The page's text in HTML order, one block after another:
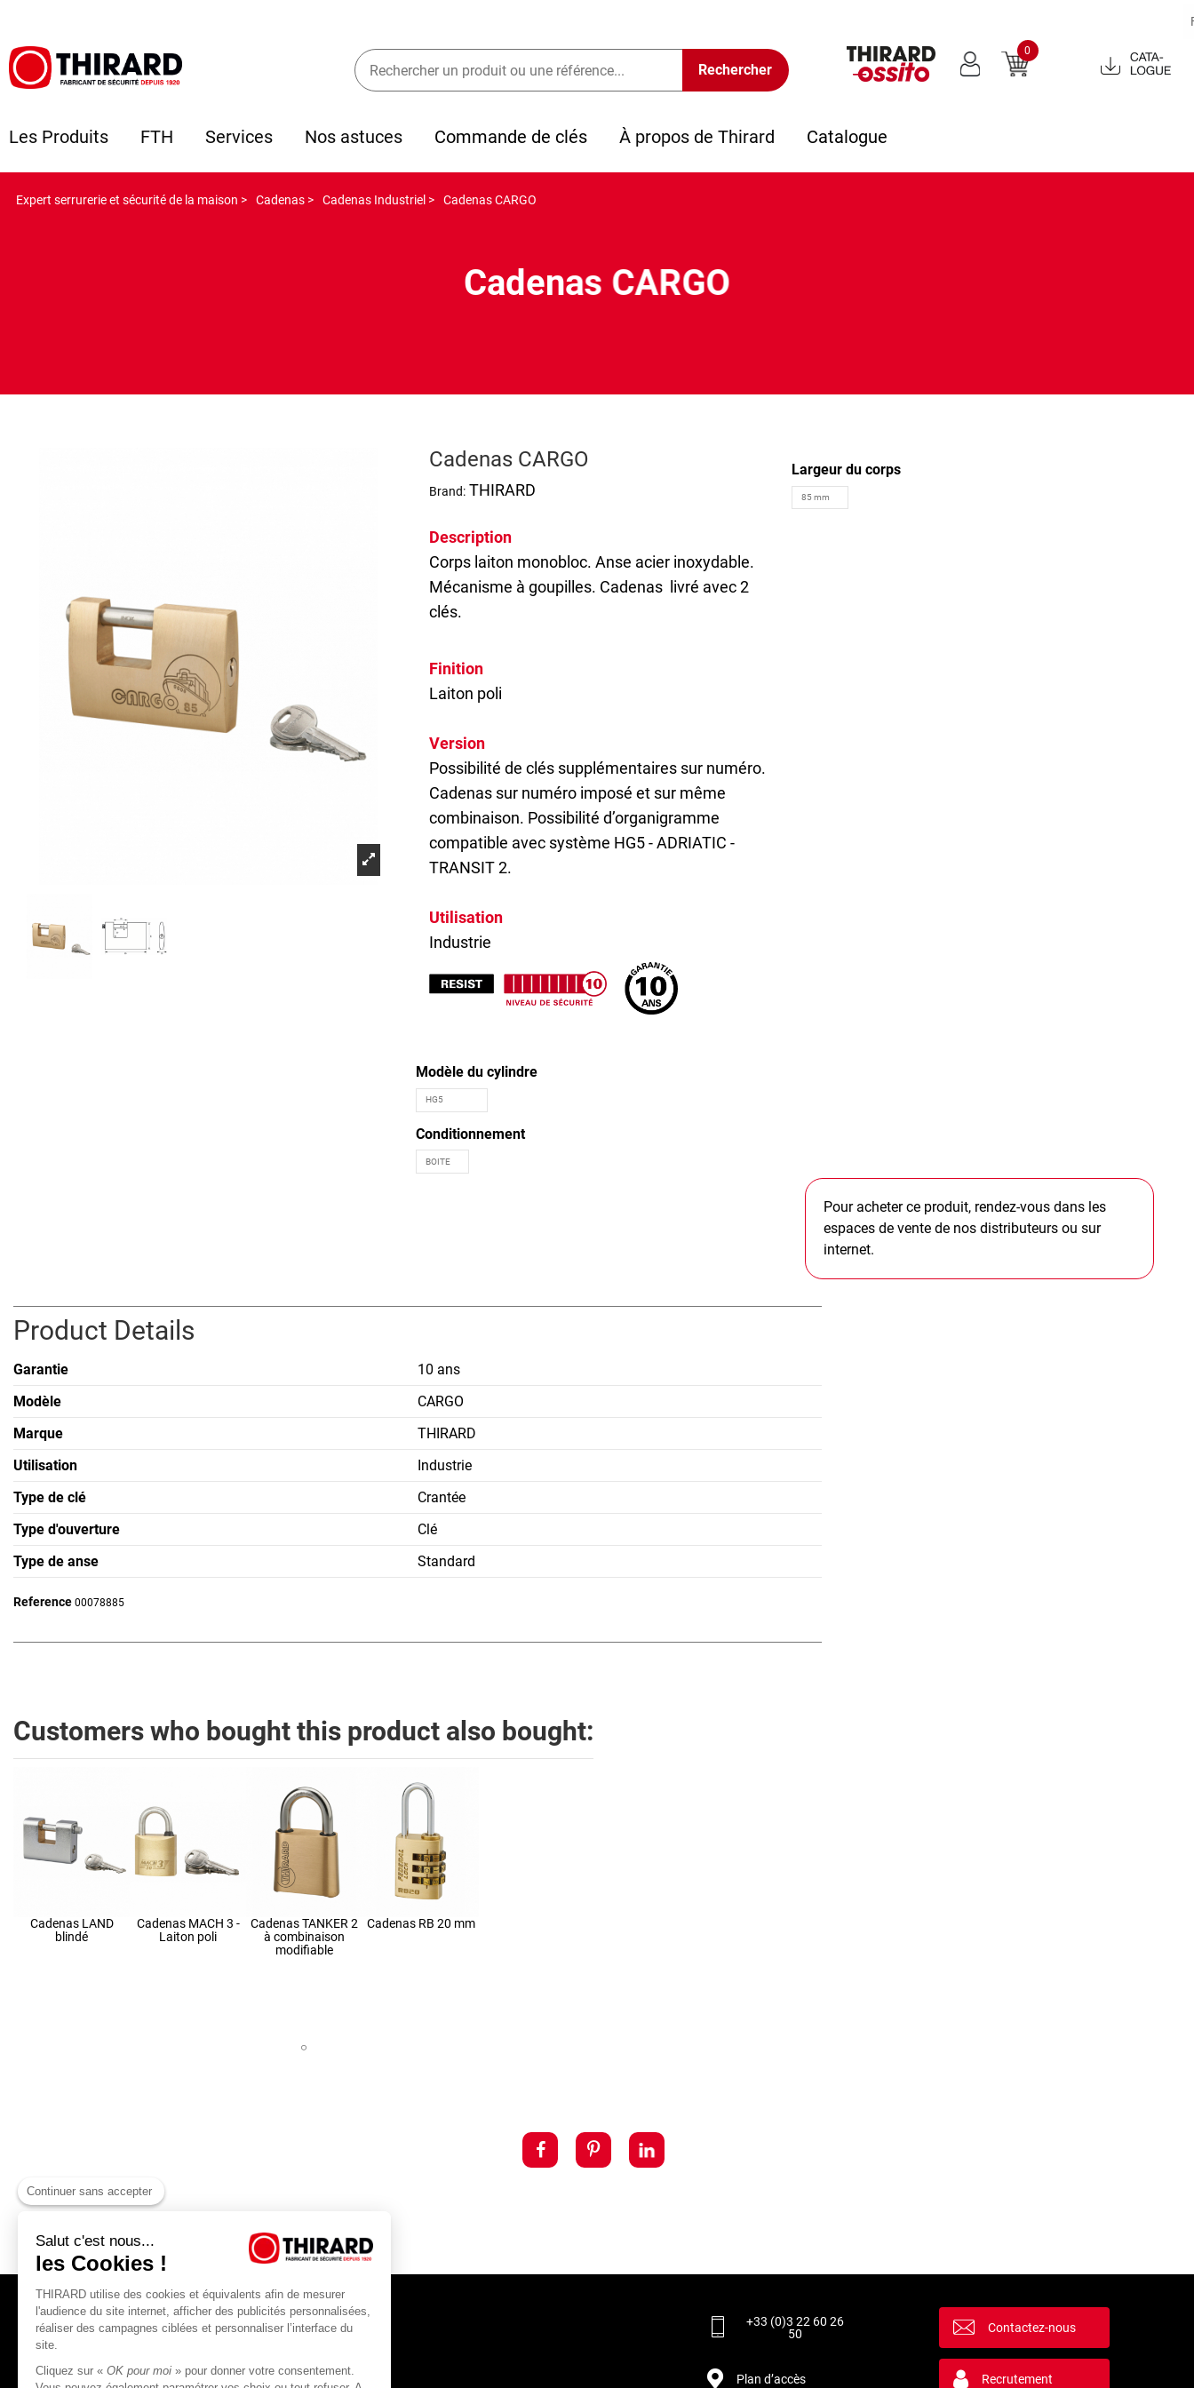
0
Catalogue
2022
Les Produits FTH Services Nos astuces Commande de clés À propos de Thirard Catalogue
Expert serrurerie et sécurité de la maison > Cadenas > Cadenas Industriel > Cadenas CARGO
Cadenas CARGO
Cadenas CARGO
Brand: THIRARD
Description
Corps laiton monobloc. Anse acier inoxydable.
Mécanisme à goupilles. Cadenaslivré avec 2
clés.
Finition
Laiton poli
Version
Possibilité de clés supplémentaires sur numéro.
Cadenas sur numéro imposé et sur même
combinaison. Possibilité d’organigramme
compatible avec système HG5 - ADRIATIC -
TRANSIT 2.
Utilisation
Industrie
Largeur du corps
Modèle du cylindre
Conditionnement
Pour acheter ce produit, rendez-vous dans les
espaces de vente de nos distributeurs ou sur
internet.
Product Details
Garantie
10 ans
Modèle
CARGO
Marque
THIRARD
Utilisation
Industrie
Type de clé
Crantée
Type d'ouverture
Clé
Type de anse
Standard
Reference 00078885
Customers who bought this product also bought:
Cadenas LAND
blindé
Cadenas MACH 3 -
Laiton poli
Cadenas TANKER 2
à combinaison
modifiable
Cadenas RB 20 mm
+33 (0)3 22 60 26
50
Contactez-nous
Plan d’accès Recrutement
Continuer sans accepter
Salut c'est nous...
les Cookies !
THIRARD utilise des cookies et équivalents afin de mesurer
l'audience du site internet, afficher des publicités personnalisées,
réaliser des campagnes ciblées et personnaliser l’interface du
site.
Cliquez sur « OK pour moi » pour donner votre consentement.